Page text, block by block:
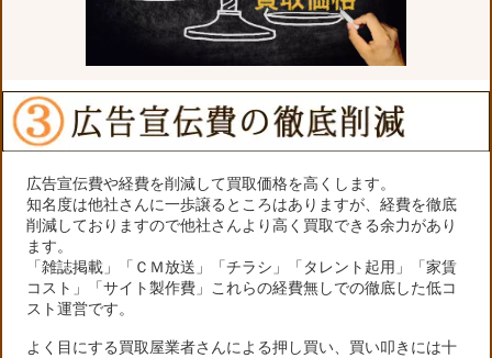
広告宣伝費や経費を削減して買取価格を高くします。
知名度は他社さんに一歩譲るところはありますが、経費を徹底
削減しておりますので他社さんより高く買取できる余力があり
ます。
「雑誌掲載」「ＣＭ放送」「チラシ」「タレント起用」「家賃
コスト」「サイト製作費」これらの経費無しでの徹底した低コ
スト運営です。
よく目にする買取屋業者さんによる押し買い、買い叩きには十